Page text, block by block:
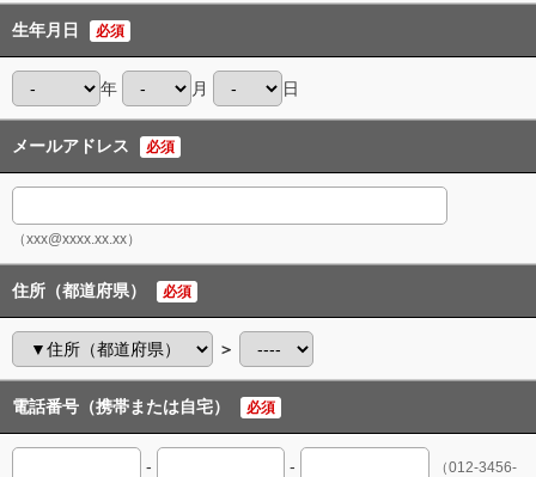
生年月日 必須
年 月 日
メールアドレス 必須
（xxx@xxxx.xx.xx）
住所（都道府県） 必須
＞
電話番号（携帯または自宅） 必須
- -
（012-3456-